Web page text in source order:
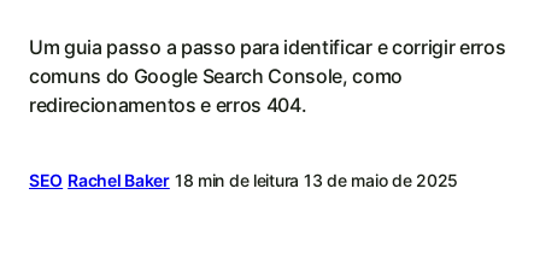
Um guia passo a passo para identificar e corrigir erros
comuns do Google Search Console, como
redirecionamentos e erros 404.
SEO Rachel Baker 18 min de leitura 13 de maio de 2025